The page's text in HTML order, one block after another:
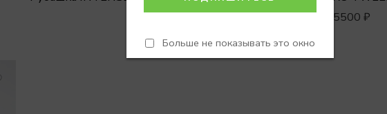
Больше не показывать это окно
5500 ₽